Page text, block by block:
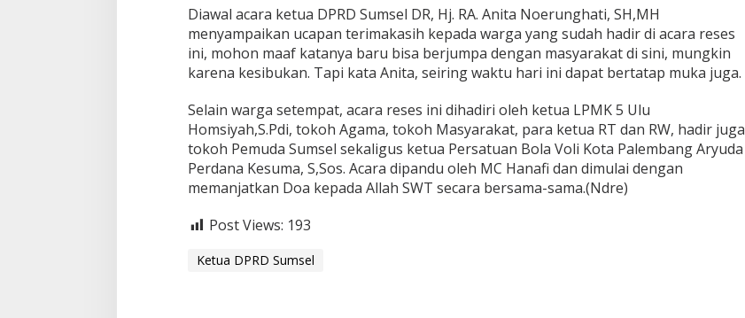
Diawal acara ketua DPRD Sumsel DR, Hj. RA. Anita Noerunghati, SH,MH
menyampaikan ucapan terimakasih kepada warga yang sudah hadir di acara reses
ini, mohon maaf katanya baru bisa berjumpa dengan masyarakat di sini, mungkin
karena kesibukan. Tapi kata Anita, seiring waktu hari ini dapat bertatap muka juga.
Selain warga setempat, acara reses ini dihadiri oleh ketua LPMK 5 Ulu
Homsiyah,S.Pdi, tokoh Agama, tokoh Masyarakat, para ketua RT dan RW, hadir juga
tokoh Pemuda Sumsel sekaligus ketua Persatuan Bola Voli Kota Palembang Aryuda
Perdana Kesuma, S,Sos. Acara dipandu oleh MC Hanafi dan dimulai dengan
memanjatkan Doa kepada Allah SWT secara bersama-sama.(Ndre)
Post Views: 193
Ketua DPRD Sumsel